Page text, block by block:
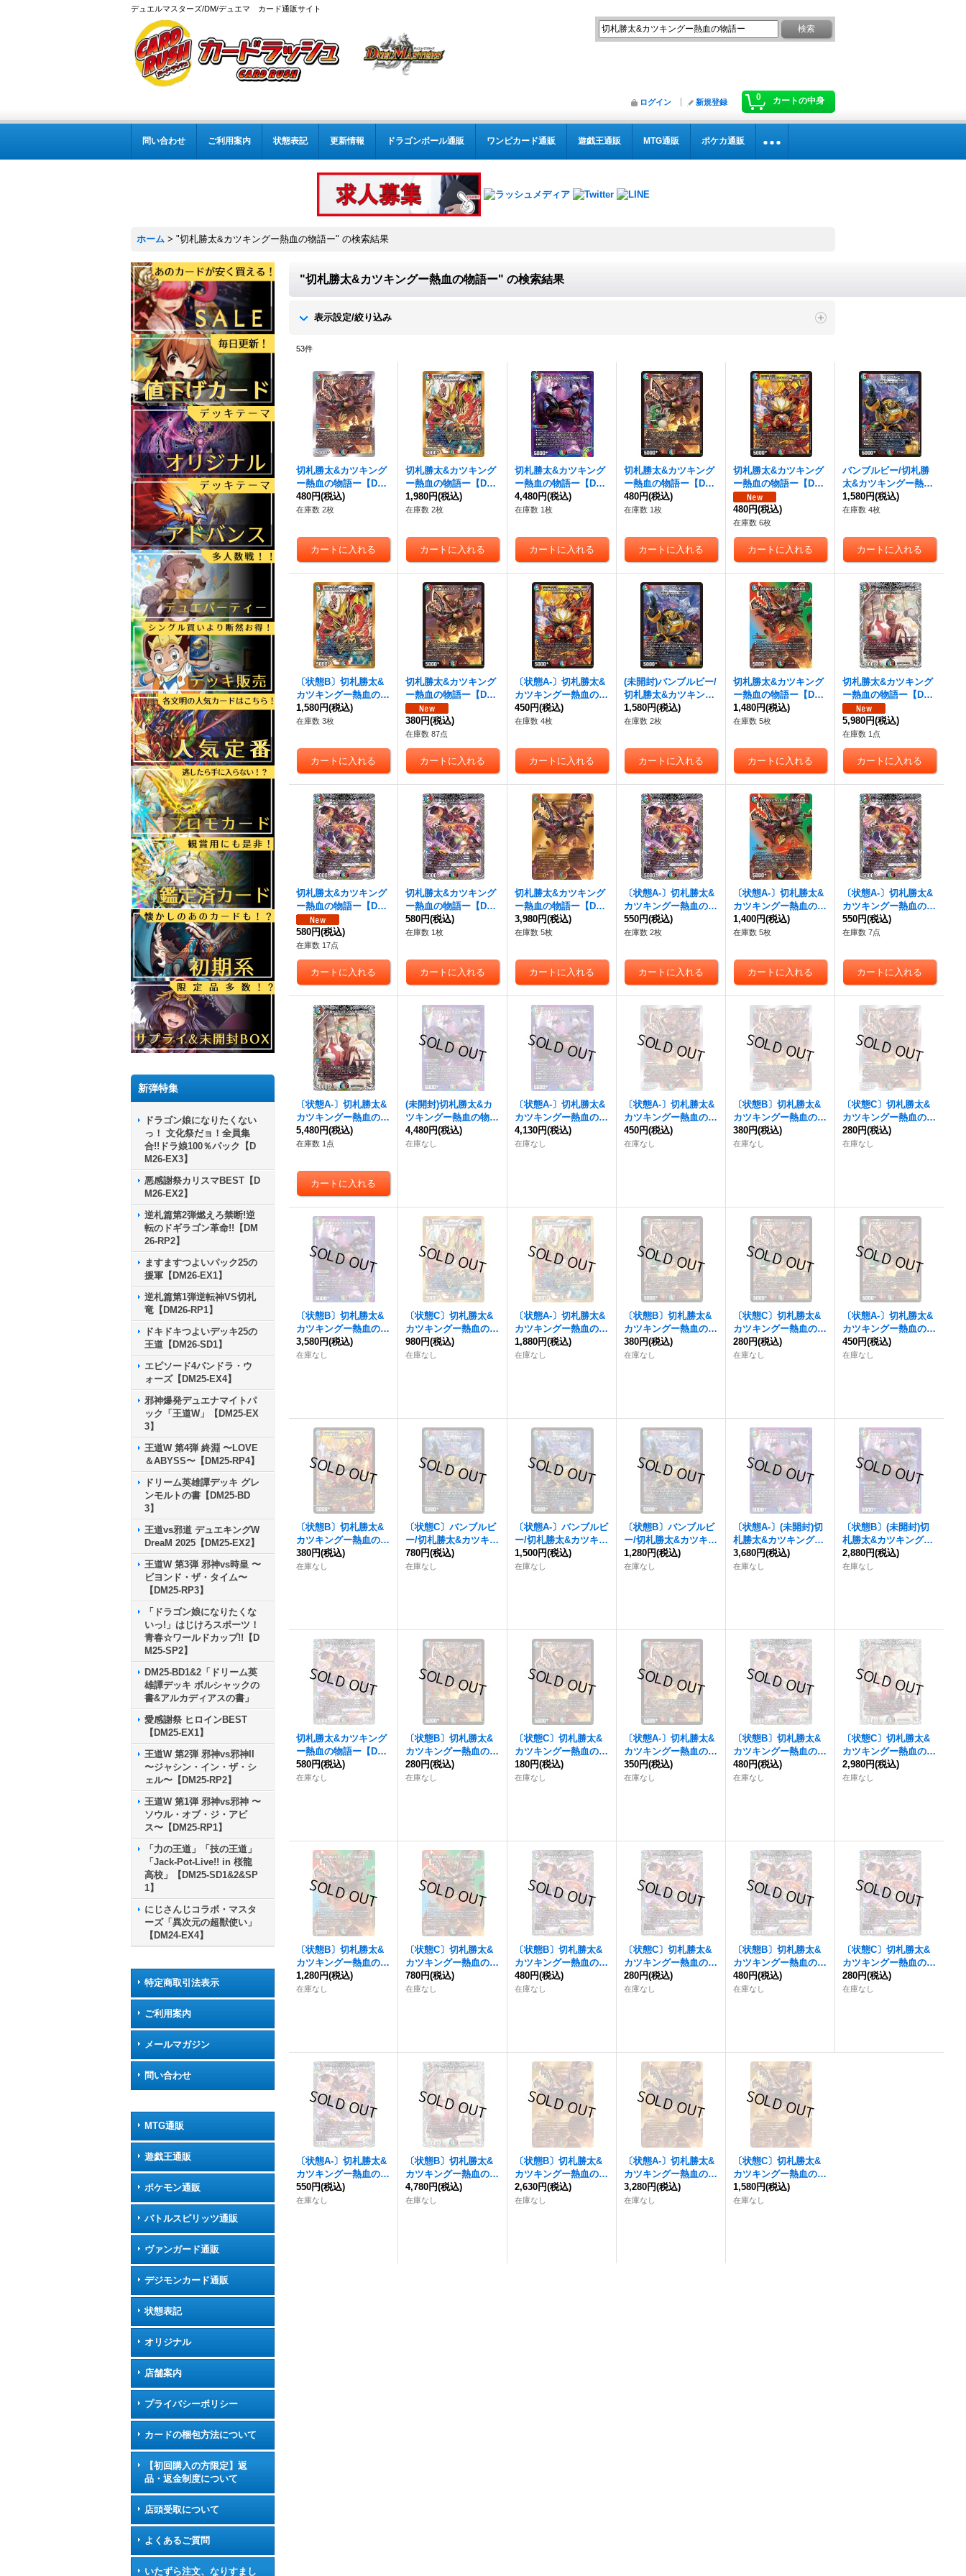
デュエルマスターズ/DM/デュエマ カード通販サイト
0 カートの中身
ログイン 新規登録
問い合わせ ご利用案内 状態表記 更新情報 ドラゴンボール通販 ワンピカード通販 遊戯王通販 MTG通販 ポケカ通販
ホーム > "切札勝太&カツキングー熱血の物語ー" の検索結果
新弾特集
ドラゴン娘になりたくない
っ！ 文化祭だョ！全員集
合!!ドラ娘100％パック【D
M26-EX3】
悪感謝祭カリスマBEST【D
M26-EX2】
逆札篇第2弾燃えろ禁断!逆
転のドギラゴン革命!!【DM
26-RP2】
ますますつよいパック25の
援軍【DM26-EX1】
逆札篇第1弾逆転神VS切札
竜【DM26-RP1】
ドキドキつよいデッキ25の
王道【DM26-SD1】
エピソード4パンドラ・ウ
ォーズ【DM25-EX4】
邪神爆発デュエナマイトパ
ック「王道W」【DM25-EX
3】
王道W 第4弾 終淵 〜LOVE
＆ABYSS〜【DM25-RP4】
ドリーム英雄譚デッキ グレ
ンモルトの書【DM25-BD
3】
王道vs邪道 デュエキングW
DreaM 2025【DM25-EX2】
王道W 第3弾 邪神vs時皇 〜
ビヨンド・ザ・タイム〜
【DM25-RP3】
「ドラゴン娘になりたくな
いっ!」はじけろスポーツ！
青春☆ワールドカップ!!【D
M25-SP2】
DM25-BD1&2「ドリーム英
雄譚デッキ ボルシャックの
書&アルカディアスの書」
愛感謝祭 ヒロインBEST
【DM25-EX1】
王道W 第2弾 邪神vs邪神II
〜ジャシン・イン・ザ・シ
ェル〜【DM25-RP2】
王道W 第1弾 邪神vs邪神 〜
ソウル・オブ・ジ・アビ
ス〜【DM25-RP1】
「力の王道」「技の王道」
「Jack-Pot-Live!! in 桜龍
高校」【DM25-SD1&2&SP
1】
にじさんじコラボ・マスタ
ーズ「異次元の超獣使い」
【DM24-EX4】
特定商取引法表示
ご利用案内
メールマガジン
問い合わせ
MTG通販
遊戯王通販
ポケモン通販
バトルスピリッツ通販
ヴァンガード通販
デジモンカード通販
状態表記
オリジナル
店舗案内
プライバシーポリシー
カードの梱包方法について
【初回購入の方限定】返
品・返金制度について
店頭受取について
よくあるご質問
いたずら注文、なりすまし
"切札勝太&カツキングー熱血の物語ー" の検索結果
表示設定/絞り込み
53件
切札勝太&カツキング
ー熱血の物語ー 【DS
R】{BD191/14}《多》
480円(税込)
在庫数 2枚
切札勝太&カツキング
ー熱血の物語ー 【DS
R】{EX152/100}
《多》
1,980円(税込)
在庫数 2枚
切札勝太&カツキング
ー熱血の物語ー 【DS
R】{ART171/5}《多》
4,480円(税込)
在庫数 1枚
切札勝太&カツキング
ー熱血の物語ー 【DS
R】{25SP11/16}
《多》
480円(税込)
在庫数 1枚
切札勝太&カツキング
ー熱血の物語ー 【DS
R】{25BD311/20}
《多》
480円(税込)
在庫数 6枚
バンブルビー/切札勝
太&カツキングー熱血
の物語ー【DSR】{AR
T103/6}《多》
1,580円(税込)
在庫数 4枚
〔状態B〕 切札勝太&
カツキングー熱血の物
語ー【DSR】{EX152/
100}《多》
1,580円(税込)
在庫数 3枚
切札勝太&カツキング
ー熱血の物語ー 【DS
R】{26SD1C6/14}
《多》
380円(税込)
在庫数 87点
〔状態A-〕 切札勝太&
カツキングー熱血の物
語ー【DSR】{25BD31
1/20}《多》
450円(税込)
在庫数 4枚
(未開封)バンブルビー/
切札勝太&カツキング
ー熱血の物語ー
R】{ART103/6}《多》
1,580円(税込)
在庫数 2枚
切札勝太&カツキング
ー熱血の物語ー 【DS
R】{22EX1超2/超50}
《多》
1,480円(税込)
在庫数 5枚
切札勝太&カツキング
ー熱血の物語ー 【DS
R】{24EX3TD1/TD16}
《多》
5,980円(税込)
在庫数 1点
切札勝太&カツキング
ー熱血の物語ー 【DS
R】{26RP2TR1/TR9}
《多》
580円(税込)
在庫数 17点
切札勝太&カツキング
ー熱血の物語ー 【DS
R】{23RP3TR1/TR9}
《多》
580円(税込)
在庫数 1枚
切札勝太&カツキング
ー熱血の物語ー 【DS
R】{22EX1超G1/超G1
0}《多》
3,980円(税込)
在庫数 5枚
〔状態A-〕 切札勝太&
カツキングー熱血の物
語ー【DSR】{23RP3T
R1/TR9}《多》
550円(税込)
在庫数 2枚
〔状態A-〕 切札勝太&
カツキングー熱血の物
語ー【DSR】{22EX1
超2/超50}《多》
1,400円(税込)
在庫数 5枚
〔状態A-〕 切札勝太&
カツキングー熱血の物
語ー【DSR】{26RP2T
R1/TR9}《多》
550円(税込)
在庫数 7点
〔状態A-〕 切札勝太&
カツキングー熱血の物
語ー【DSR】{24EX3T
D1/TD16}《多》
5,480円(税込)
在庫数 1点
(未開封)切札勝太&カ
ツキングー熱血の物語
ー【DSR】{ART171/
5}《多》
4,480円(税込)
在庫なし
〔状態A-〕 切札勝太&
カツキングー熱血の物
語ー【DSR】{ART17
1/5}《多》
4,130円(税込)
在庫なし
〔状態A-〕 切札勝太&
カツキングー熱血の物
語ー【DSR】{BD191/
14}《多》
450円(税込)
在庫なし
〔状態B〕 切札勝太&
カツキングー熱血の物
語ー【DSR】{BD191/
14}《多》
380円(税込)
在庫なし
〔状態C〕 切札勝太&
カツキングー熱血の物
語ー【DSR】{BD191/
14}《多》
280円(税込)
在庫なし
〔状態B〕 切札勝太&
カツキングー熱血の物
語ー【DSR】{ART17
1/5}《多》
3,580円(税込)
在庫なし
〔状態C〕 切札勝太&
カツキングー熱血の物
語ー【DSR】{EX152/
100}《多》
980円(税込)
在庫なし
〔状態A-〕 切札勝太&
カツキングー熱血の物
語ー【DSR】{EX152/
100}《多》
1,880円(税込)
在庫なし
〔状態B〕 切札勝太&
カツキングー熱血の物
語ー【DSR】{25SP1
1/16}《多》
380円(税込)
在庫なし
〔状態C〕 切札勝太&
カツキングー熱血の物
語ー【DSR】{25SP1
1/16}《多》
280円(税込)
在庫なし
〔状態A-〕 切札勝太&
カツキングー熱血の物
語ー【DSR】{25SP1
1/16}《多》
450円(税込)
在庫なし
〔状態B〕 切札勝太&
カツキングー熱血の物
語ー【DSR】{25BD31
1/20}《多》
380円(税込)
在庫なし
〔状態C〕バンブルビ
ー/切札勝太&カツキン
グー熱血の物語ー
SR】{ART103/6}
780円(税込)
在庫なし
〔状態A-〕バンブルビ
ー/切札勝太&カツキン
グー熱血の物語ー
SR】{ART103/6}
1,500円(税込)
在庫なし
〔状態B〕バンブルビ
ー/切札勝太&カツキン
グー熱血の物語ー
SR】{ART103/6}
1,280円(税込)
在庫なし
〔状態A-〕(未開封)切
札勝太&カツキングー
熱血の物語ー【DSR】
{ART171/5}《多》
3,680円(税込)
在庫なし
〔状態B〕(未開封)切
札勝太&カツキングー
熱血の物語ー【DSR】
{ART171/5}《多》
2,880円(税込)
在庫なし
切札勝太&カツキング
ー熱血の物語ー 【DS
R】{23RP2TR1/TR9}
《多》
580円(税込)
在庫なし
〔状態B〕 切札勝太&
カツキングー熱血の物
語ー【DSR】{26SD1
C6/14}《多》
280円(税込)
在庫なし
〔状態C〕 切札勝太&
カツキングー熱血の物
語ー【DSR】{26SD1
C6/14}《多》
180円(税込)
在庫なし
〔状態A-〕 切札勝太&
カツキングー熱血の物
語ー【DSR】{26SD1
C6/14}《多》
350円(税込)
在庫なし
〔状態B〕 切札勝太&
カツキングー熱血の物
語ー【DSR】{23RP2T
R1/TR9}《多》
480円(税込)
在庫なし
〔状態C〕 切札勝太&
カツキングー熱血の物
語ー【DSR】{24EX3T
D1/TD16}《多》
2,980円(税込)
在庫なし
〔状態B〕 切札勝太&
カツキングー熱血の物
語ー【DSR】{22EX1
超2/超50}《多》
1,280円(税込)
在庫なし
〔状態C〕 切札勝太&
カツキングー熱血の物
語ー【DSR】{22EX1
超2/超50}《多》
780円(税込)
在庫なし
〔状態B〕 切札勝太&
カツキングー熱血の物
語ー【DSR】{23RP3T
R1/TR9}《多》
480円(税込)
在庫なし
〔状態C〕 切札勝太&
カツキングー熱血の物
語ー【DSR】{23RP3T
R1/TR9}《多》
280円(税込)
在庫なし
〔状態B〕 切札勝太&
カツキングー熱血の物
語ー【DSR】{26RP2T
R1/TR9}《多》
480円(税込)
在庫なし
〔状態C〕 切札勝太&
カツキングー熱血の物
語ー【DSR】{23RP2T
R1/TR9}《多》
280円(税込)
在庫なし
〔状態A-〕 切札勝太&
カツキングー熱血の物
語ー【DSR】{23RP2T
R1/TR9}《多》
550円(税込)
在庫なし
〔状態B〕 切札勝太&
カツキングー熱血の物
語ー【DSR】{24EX3T
D1/TD16}《多》
4,780円(税込)
在庫なし
〔状態B〕 切札勝太&
カツキングー熱血の物
語ー【DSR】{22EX1
超G1/超G10}《多》
2,630円(税込)
在庫なし
〔状態A-〕 切札勝太&
カツキングー熱血の物
語ー【DSR】{22EX1
超G1/超G10}《多》
3,280円(税込)
在庫なし
〔状態C〕 切札勝太&
カツキングー熱血の物
語ー【DSR】{22EX1
超G1/超G10}《多》
1,580円(税込)
在庫なし